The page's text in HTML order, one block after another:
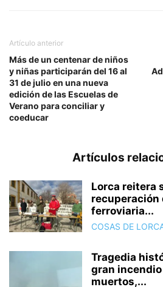
Artículo anterior
Más de un centenar de niños
y niñas participarán del 16 al
31 de julio en una nueva
edición de las Escuelas de
Verano para conciliar y
coeducar
Artículos
Lorca reitera
recuperación
ferroviaria...
COSAS DE
Tragedia
gran
muertos,...